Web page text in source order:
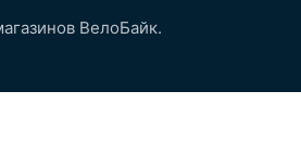
ВелоБайк.